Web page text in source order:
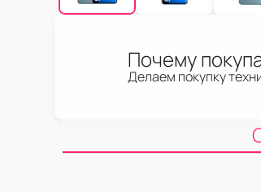
Почему
Делаем покупку